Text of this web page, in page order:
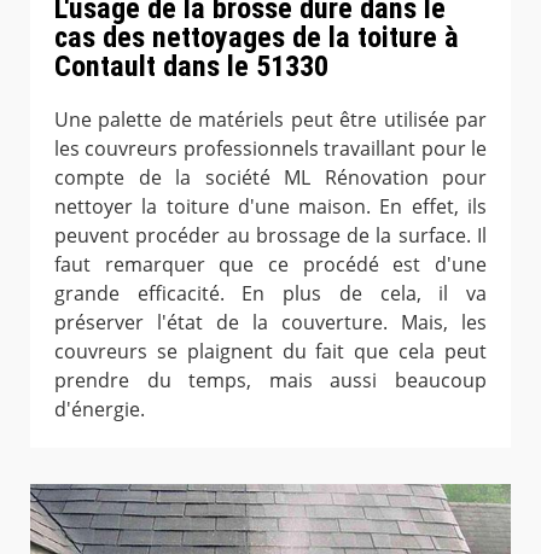
L'usage de la brosse dure dans le
cas des nettoyages de la toiture à
Contault dans le 51330
Une palette de matériels peut être utilisée par
les couvreurs professionnels travaillant pour le
compte de la société ML Rénovation pour
nettoyer la toiture d'une maison. En effet, ils
peuvent procéder au brossage de la surface. Il
faut remarquer que ce procédé est d'une
grande efficacité. En plus de cela, il va
préserver l'état de la couverture. Mais, les
couvreurs se plaignent du fait que cela peut
prendre du temps, mais aussi beaucoup
d'énergie.